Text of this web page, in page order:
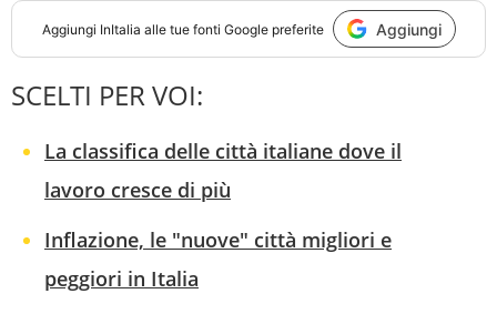
Aggiungi InItalia alle tue fonti Google preferite Aggiungi
SCELTI PER VOI:
La classifica delle città italiane dove il
lavoro cresce di più
Inflazione, le "nuove" città migliori e
peggiori in Italia